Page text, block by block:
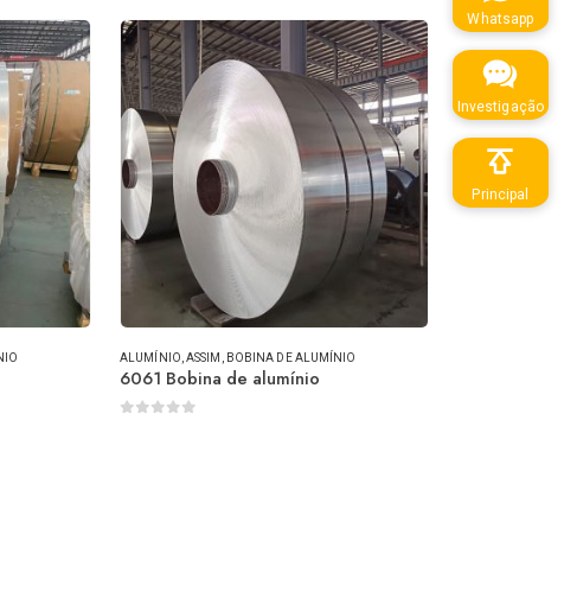
ALUMÍNIO, ASSIM, BOBINA DE ALUMÍNIO
6061 Bobina de alumínio
Whatsapp
Investigação
Principal